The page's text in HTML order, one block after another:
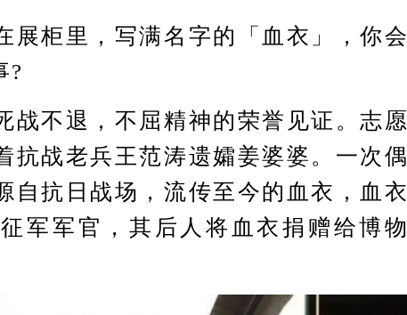
柜里，写满名字的「血衣」，你会
?
不退，不屈精神的荣誉见证。志愿
抗战老兵王范涛遗孀姜婆婆。一次偶
自抗日战场，流传至今的血衣，血衣
军军官，其后人将血衣捐赠给博物